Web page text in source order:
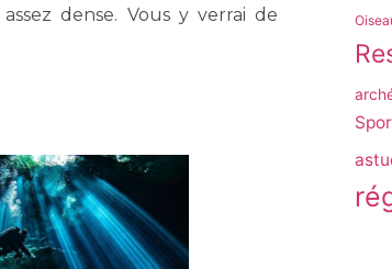
dense. Vous y verrai de